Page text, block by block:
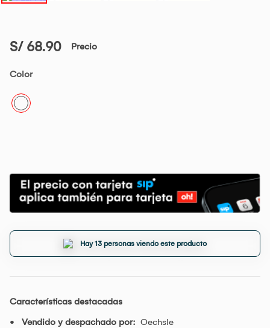
S/ 68.90 Precio
Color
Hay 13 personas viendo este producto
Características destacadas
Vendido y despachado por: Oechsle